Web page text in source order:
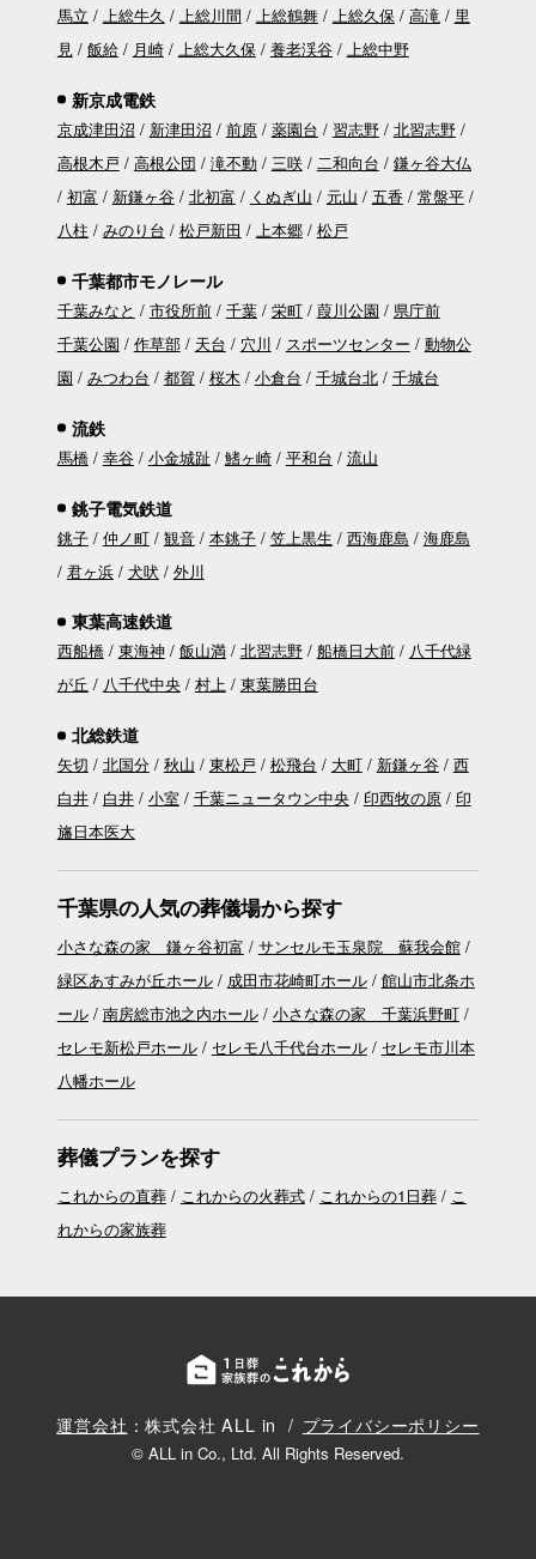
馬立
上総牛久 上総川間 上総鶴舞 上総久保 高滝
里
見
飯給 月崎 上総大久保 養老渓谷 上総中野
新京成電鉄
京成津田沼 新津田沼 前原 薬園台 習志野
北習志野
高根木戸
高根公団 滝不動 三咲 二和向台
鎌ヶ谷大仏
初富
新鎌ヶ谷 北初富 くぬぎ山 元山 五香
常盤平
八柱
みのり台 松戸新田 上本郷 松戸
千葉都市モノレール
千葉みなと 市役所前 千葉 栄町 葭川公園
県庁前
千葉公園
作草部 天台 穴川 スポーツセンター
動物公
園
みつわ台 都賀 桜木 小倉台 千城台北 千城台
流鉄
馬橋 幸谷 小金城趾 鰭ヶ崎 平和台 流山
銚子電気鉄道
銚子 仲ノ町 観音 本銚子 笠上黒生 西海鹿島
海鹿島
君ヶ浜
犬吠 外川
東葉高速鉄道
西船橋 東海神 飯山満 北習志野 船橋日大前
八千代緑
が丘
八千代中央 村上 東葉勝田台
北総鉄道
矢切 北国分 秋山 東松戸 松飛台 大町 新鎌ヶ谷
西
白井
白井 小室 千葉ニュータウン中央 印西牧の原
印
旛日本医大
千葉県の人気の葬儀場から探す
小さな森の家 鎌ヶ谷初富
サンセルモ玉泉院 蘇我会館
緑区あすみが丘ホール
成田市花崎町ホール
館山市北条ホ
ール
南房総市池之内ホール
小さな森の家 千葉浜野町
セレモ新松戸ホール
セレモ八千代台ホール
セレモ市川本
八幡ホール
葬儀プランを探す
これからの直葬 これからの火葬式 これからの1日葬
こ
れからの家族葬
運営会社 ：株式会社 ALL in プライバシーポリシー
© ALL in Co., Ltd. All Rights Reserved.